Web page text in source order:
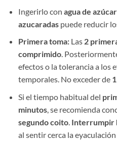
Ingerirlo con ​ agua de
azucaradas puede reducir
Primera toma:​​ Las ​ 2
comprimido.
efectos o la tolerancia a los
temporales. No exceder de ​
Si el tiempo habitual del ​
minutos, se recomienda
segundo coito. ​ Interrumpir
al sentir cerca la